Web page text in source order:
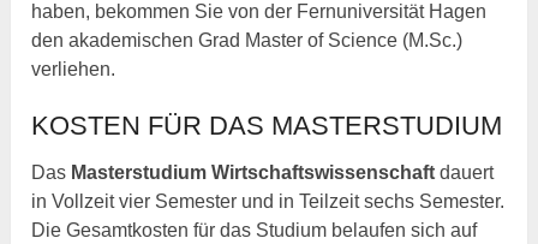
haben, bekommen Sie von der Fernuniversität Hagen
den akademischen Grad Master of Science (M.Sc.)
verliehen.
KOSTEN FÜR DAS MASTERSTUDIUM
Das Masterstudium Wirtschaftswissenschaft dauert
in Vollzeit vier Semester und in Teilzeit sechs Semester.
Die Gesamtkosten für das Studium belaufen sich auf